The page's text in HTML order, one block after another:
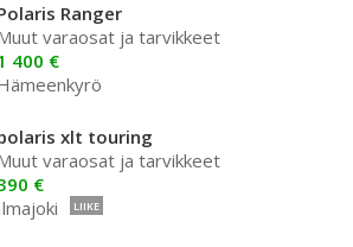
Ranger
varaosat ja tarvikkeet
400 €
xlt touring
varaosat ja tarvikkeet
€
LIIKE